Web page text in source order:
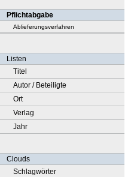
Pflichtabgabe
Ablieferungsverfahren
Listen
Titel
Autor / Beteiligte
Ort
Verlag
Jahr
Clouds
Schlagwörter